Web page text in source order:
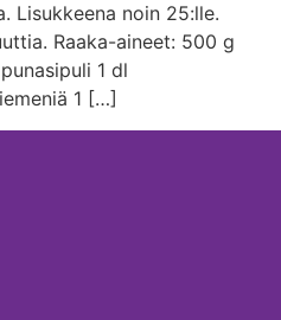
Lisukkeena noin 25:lle.
Raaka-aineet: 500 g
1 dl
1 […]